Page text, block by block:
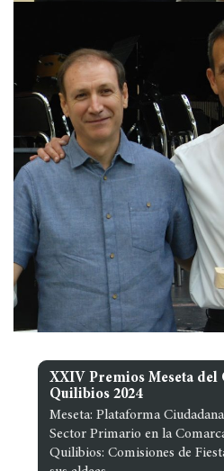
XXIV Premios Meseta del
Quilibios 2024
Meseta: Plataforma
Sector Primario en la
Quilibios: Comisiones de